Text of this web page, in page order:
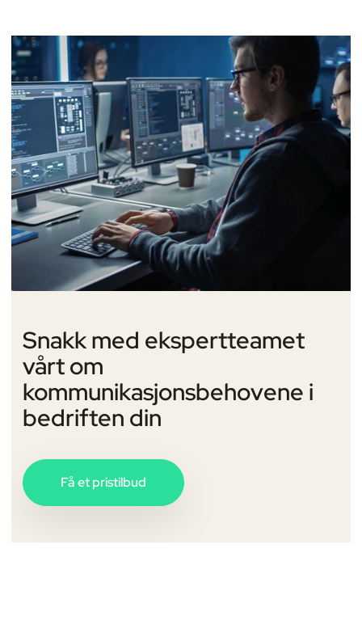
Snakk med ekspertteamet
vårt om
kommunikasjonsbehovene i
bedriften din
Få et pristilbud